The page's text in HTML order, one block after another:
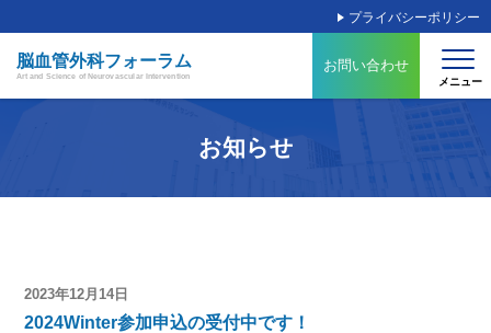
プライバシーポリシー
脳血管外科フォーラム
Art and Science of Neurovascular Intervention
お問い合わせ
お知らせ
2023年12月14日
2024Winter参加申込の受付中です！